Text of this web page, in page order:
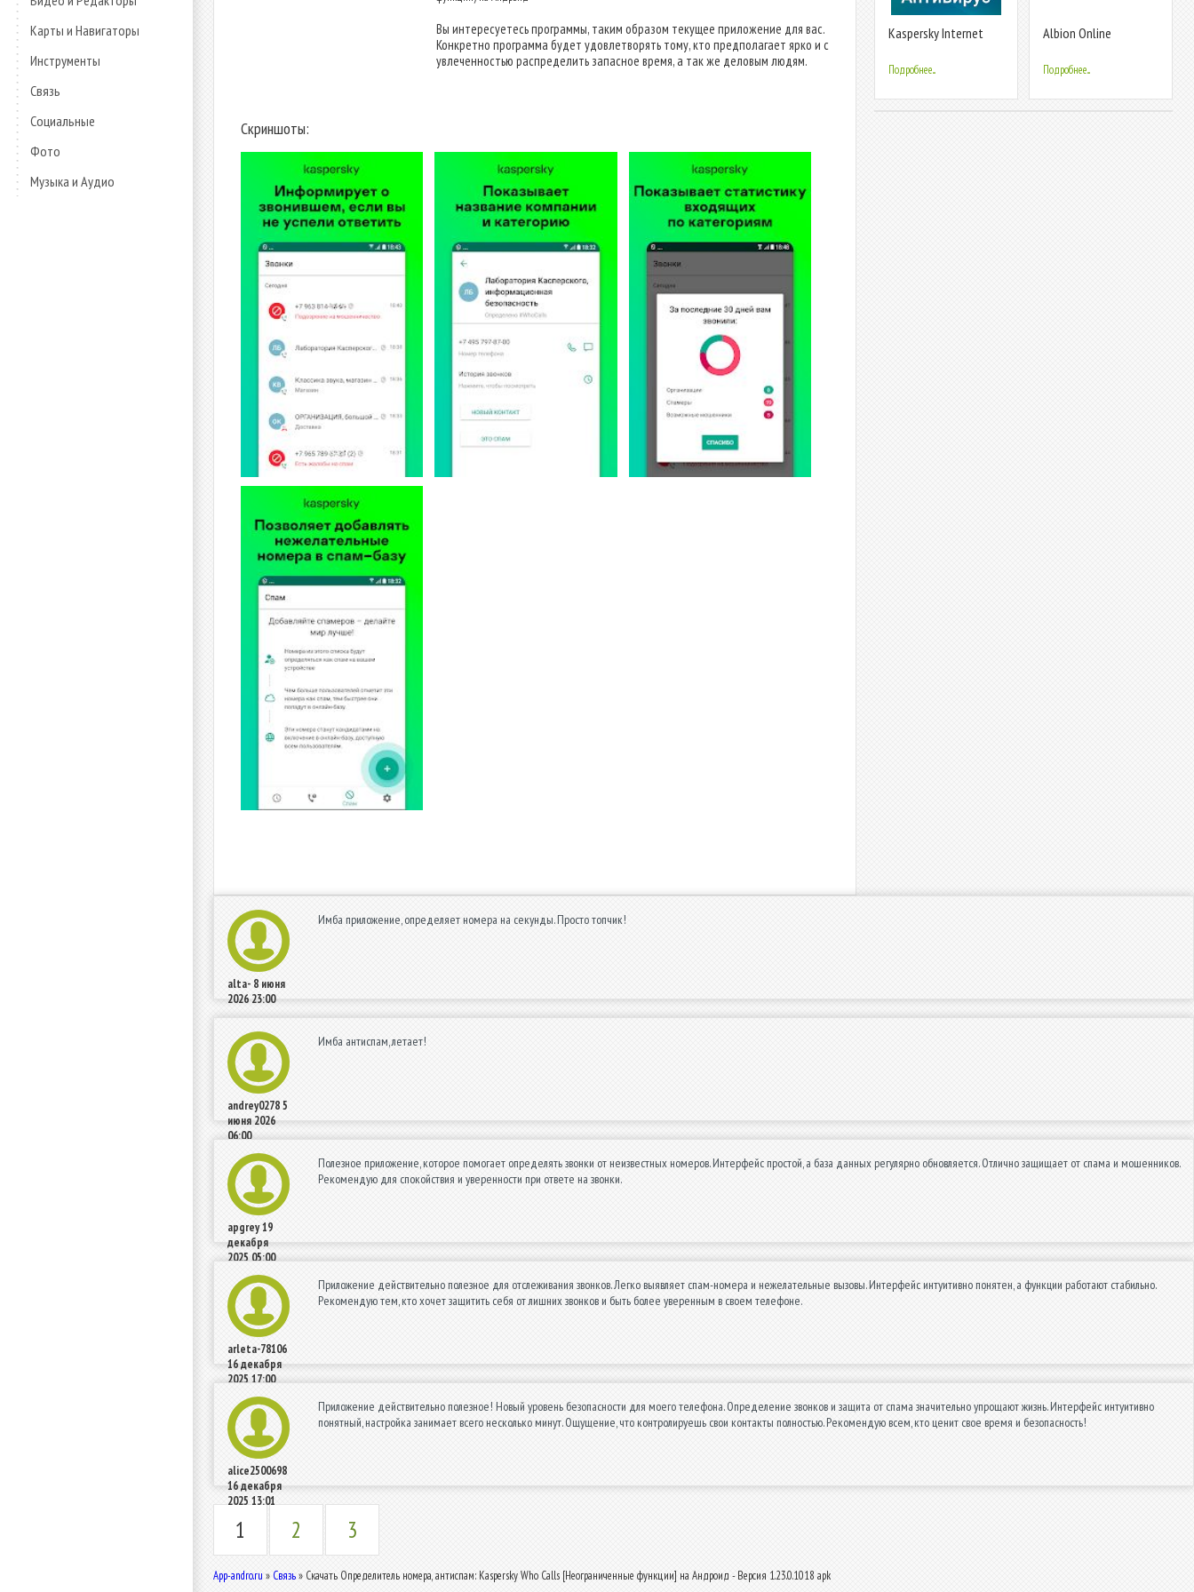
Карты и Навигаторы
Инструменты
Связь
Социальные
Фото
Музыка и Аудио
Вы интересуетесь программы, таким образом текущее приложение для вас.
Конкретно программа будет удовлетворять тому, кто предполагает ярко и с
увлеченностью распределить запасное время, а так же деловым людям.
Скриншоты:
Kaspersky Internet
Защита
Подробнее...
Albion Online
Подробнее...
alta- 8 июня
2026 23:00
Имба приложение, определяет номера на секунды. Просто топчик!
andrey02785
июня 2026
06:00
Имба антиспам, летает!
apgrey19
декабря
2025 05:00
Полезное приложение, которое помогает определять звонки от неизвестных номеров. Интерфейс простой, а база данных регулярно обновляется. Отлично защищает от спама и мошенников.
Рекомендую для спокойствия и уверенности при ответе на звонки.
arleta-78106
16 декабря
2025 17:00
Приложение действительно полезное для отслеживания звонков. Легко выявляет спам-номера и нежелательные вызовы. Интерфейс интуитивно понятен, а функции работают стабильно.
Рекомендую тем, кто хочет защитить себя от лишних звонков и быть более уверенным в своем телефоне.
alice2500698
16 декабря
2025 13:01
Приложение действительно полезное! Новый уровень безопасности для моего телефона. Определение звонков и защита от спама значительно упрощают жизнь. Интерфейс интуитивно
понятный, настройка занимает всего несколько минут. Ощущение, что контролируешь свои контакты полностью. Рекомендую всем, кто ценит свое время и безопасность!
1 2 3
App-andro.ru » Связь» Скачать Определитель номера, антиспам: Kaspersky Who Calls [Неограниченные функции] на Андроид - Версия 1.23.0.1018 apk